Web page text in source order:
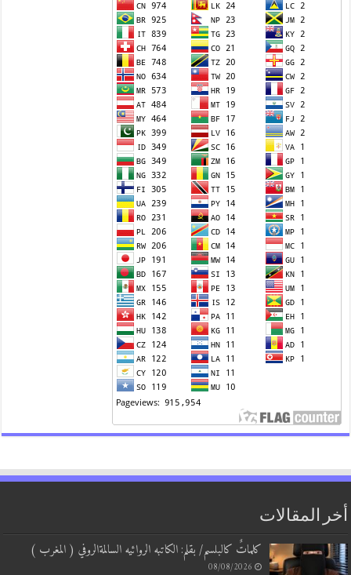
المقالات
كلماتٌ كالبلسم/ بقلم: الكاتبه الروائيه السالمةالروفي ( المغرب )
08/08/2026